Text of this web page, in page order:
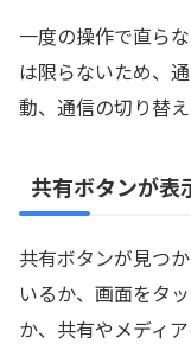
一度の操作で直ら
は限らないため、
動、通信の切り替
共有ボタンが表
共有ボタンが見つ
いるか、画面をタ
か、共有やメディ